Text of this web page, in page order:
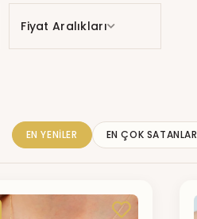
Fiyat Aralıkları
EN YENILER EN ÇOK SATANLAR